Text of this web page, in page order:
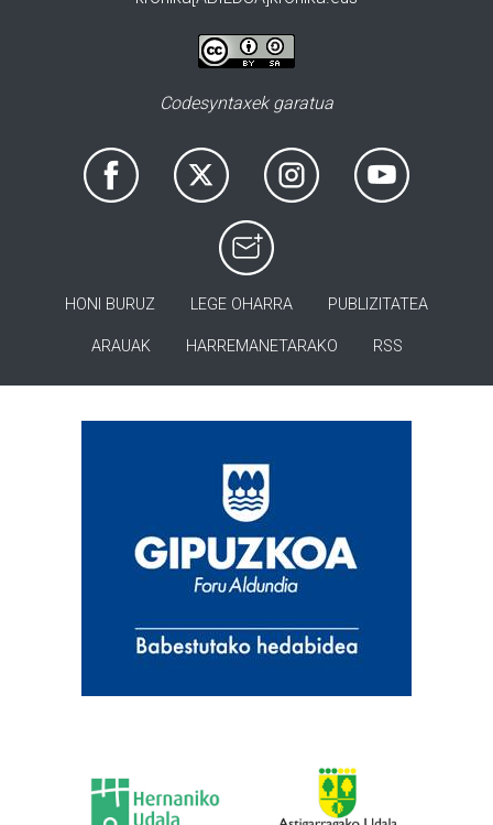
Codesyntaxek garatua
HONI BURUZ LEGE OHARRA PUBLIZITATEA
ARAUAK HARREMANETARAKO RSS